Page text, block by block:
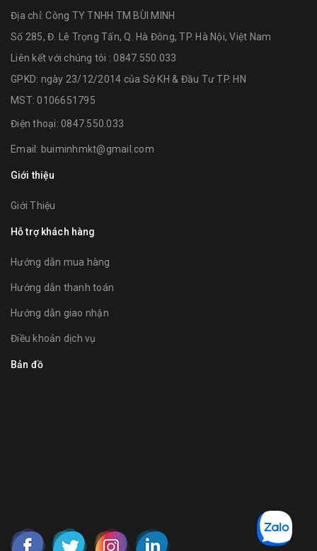
Địa chỉ:Công TY TNHH TM BÙI MINH
Số 285, Đ. Lê Trọng Tấn, Q. Hà Đông, TP. Hà Nội, Việt Nam
Liên kết với chúng tôi : 0847.550.033
GPKD: ngày 23/12/2014 của Sở KH & Đầu Tư TP. HN
MST: 0106651795
Điện thoại: 0847.550.033
Email: buiminhmkt@gmail.com
Giới thiệu
Giới Thiệu
Hỗ trợ khách hàng
Hướng dẫn mua hàng
Hướng dẫn thanh toán
Hướng dẫn giao nhận
Điều khoản dịch vụ
Bản đồ